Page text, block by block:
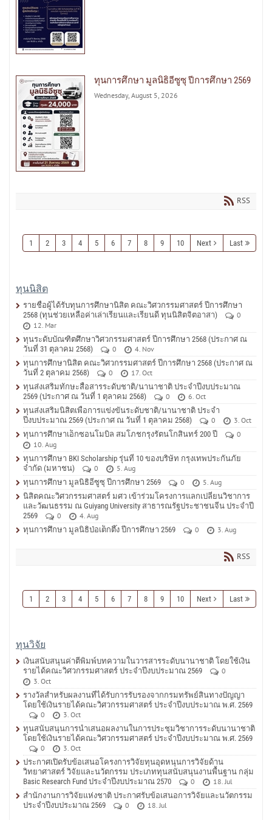
ทุนการศึกษา มูลนิธิอีซูซุ ปีการศึกษา 2569
Wednesday, August 5, 2026
RSS
1 2 3 4 5 6 7 8 9 10 Next Last
ทุนนิสิต
รายชื่อผู้ได้รับทุนการศึกษานิสิต คณะวิศวกรรมศาสตร์ ปีการศึกษา
2568 (ทุนช่วยเหลือค่าเล่าเรียนและเรียนดี ทุนนิสิตจิตอาสา)
0
12. Mar
ทุนระดับบัณฑิตศึกษาวิศวกรรมศาสตร์ ปีการศึกษา 2568 (ประกาศ ณ
วันที่ 31 ตุลาคม 2568)
0
4. Nov
ทุนการศึกษานิสิต คณะวิศวกรรมศาสตร์ ปีการศึกษา 2568 (ประกาศ ณ
วันที่ 2 ตุลาคม 2568)
0
17. Oct
ทุนส่งเสริมทักษะสื่อสารระดับชาติ/นานาชาติ ประจำปีงบประมาณ
2569 (ประกาศ ณ วันที่ 1 ตุลาคม 2568)
0
6. Oct
ทุนส่งเสริมนิสิตเพื่อการแข่งขันระดับชาติ/นานาชาติ ประจำ
ปีงบประมาณ 2569 (ประกาศ ณ วันที่ 1 ตุลาคม 2568)
0
3. Oct
ทุนการศึกษาเอ็กซอนโมบิล สมโภชกรุงรัตนโกสินทร์ 200 ปี
0
10. Aug
ทุนการศึกษา BKI Scholarship รุ่นที่ 10 ของบริษัท กรุงเทพประกันภัย
จำกัด (มหาชน)
0
5. Aug
ทุนการศึกษา มูลนิธิอีซูซุ ปีการศึกษา 2569
0
5. Aug
นิสิตคณะวิศวกรรมศาสตร์ มศว เข้าร่วมโครงการแลกเปลี่ยนวิชาการ
และวัฒนธรรม ณ Guiyang University สาธารณรัฐประชาชนจีน ประจำปี
2569
0
4. Aug
ทุนการศึกษา มูลนิธิป่อเต็กตึ๊ง ปีการศึกษา 2569
0 3. Aug
RSS
1 2 3 4 5 6 7 8 9 10 Next Last
ทุนวิจัย
เงินสนับสนุนค่าตีพิมพ์บทความในวารสารระดับนานาชาติ โดยใช้เงิน
รายได้คณะวิศวกรรมศาสตร์ ประจำปีงบประมาณ 2569
0
3. Oct
รางวัลสำหรับผลงานที่ได้รับการรับรองจากกรมทรัพย์สินทางปัญญา
โดยใช้เงินรายได้คณะวิศวกรรมศาสตร์ ประจำปีงบประมาณ พ.ศ. 2569
0
3. Oct
ทุนสนับสนุนการนำเสนอผลงานในการประชุมวิชาการระดับนานาชาติ
โดยใช้เงินรายได้คณะวิศวกรรมศาสตร์ ประจำปีงบประมาณ พ.ศ. 2569
0
3. Oct
ประกาศเปิดรับข้อเสนอโครงการวิจัยทุนอุดหนุนการวิจัยด้าน
วิทยาศาสตร์ วิจัยและนวัตกรรม ประเภททุนสนับสนุนงานพื้นฐาน กลุ่ม
Basic Research Fund ประจำปีงบประมาณ 2570
0
18. Jul
สำนักงานการวิจัยแห่งชาติ ประกาศรับข้อเสนอการวิจัยและนวัตกรรม
ประจำปีงบประมาณ 2569
0 18. Jul